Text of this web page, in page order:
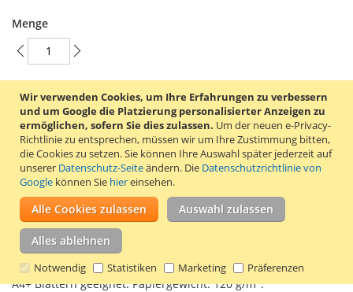
Wir verwenden Cookies, um Ihre Erfahrungen zu verbessern
und um Google die Platzierung personalisierter Anzeigen zu
ermöglichen, sofern Sie dies zulassen. Um der neuen e-Privacy-
Richtlinie zu entsprechen, müssen wir um Ihre Zustimmung bitten,
die Cookies zu setzen.Sie können Ihre Auswahl später jederzeit auf
unserer Datenschutz-Seiteändern. Die Datenschutzrichtlinie von
Google können Sie hiereinsehen.
Alle Cookies zulassen Auswahl zulassen
Alles ablehnen
Notwendig Statistiken Marketing Präferenzen
Menge
In den Warenkorb
ZUR WUNSCHLISTE HINZUFÜGEN
ZUR VERGLEICHSLISTE HINZUFÜGEN
Schachtel mit 250 weißen Umschlägen, mit selbstklebendem
Klebestreifen, der Marke Quantore. Diese Umschläge haben
das Format 262 x 371 mm (EB4) und sind für den Versand von
A4+ Blättern geeignet. Papiergewicht: 120 g/m .